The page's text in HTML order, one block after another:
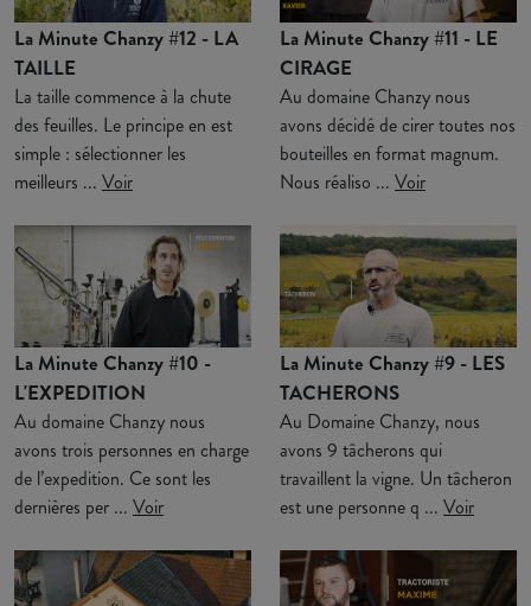
La Minute Chanzy #12 - LA
TAILLE
La taille commence à la chute
des feuilles. Le principe en est
simple : sélectionner les
meilleurs ... Voir
La Minute Chanzy #11 - LE
CIRAGE
Au domaine Chanzy nous
avons décidé de cirer toutes nos
bouteilles en format magnum.
Nous réaliso ... Voir
La Minute Chanzy #10 -
L'EXPEDITION
Au domaine Chanzy nous
avons trois personnes en charge
de l’expedition. Ce sont les
dernières per ... Voir
La Minute Chanzy #9 - LES
TACHERONS
Au Domaine Chanzy, nous
avons 9 tâcherons qui
travaillent la vigne. Un tâcheron
est une personne q ... Voir